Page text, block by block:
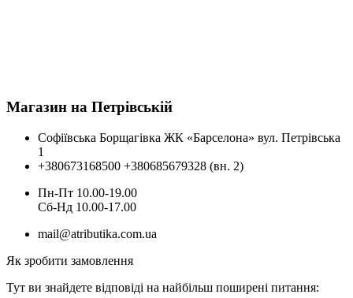
Магазин на Петрівській
Софіївська Борщагівка ЖК «Барселона» вул. Петрівська
1
+380673168500 +380685679328 (вн. 2)
Пн-Пт 10.00-19.00
Cб-Нд 10.00-17.00
mail@atributika.com.ua
Як зробити замовлення
Тут ви знайдете відповіді на найбільш поширені питання: